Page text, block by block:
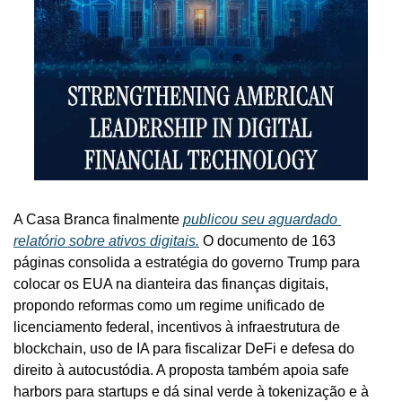
A Casa Branca finalmente publicou seu aguardado
relatório sobre ativos digitais. O documento de 163
páginas consolida a estratégia do governo Trump para
colocar os EUA na dianteira das finanças digitais,
propondo reformas como um regime unificado de
licenciamento federal, incentivos à infraestrutura de
blockchain, uso de IA para fiscalizar DeFi e defesa do
direito à autocustódia. A proposta também apoia safe
harbors para startups e dá sinal verde à tokenização e à